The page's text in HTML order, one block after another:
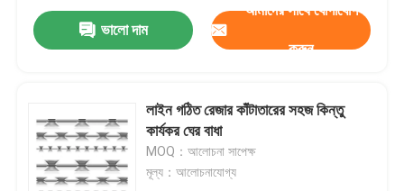
ভালো দাম
আমাদের সাথে যোগাযোগ
করুন
লাইন গঠিত রেজার কাঁটাতারের সহজ কিন্তু
কার্যকর ঘের বাধা
MOQ：আলোচনা সাপেক্ষ
মূল্য：আলোচনাযোগ্য